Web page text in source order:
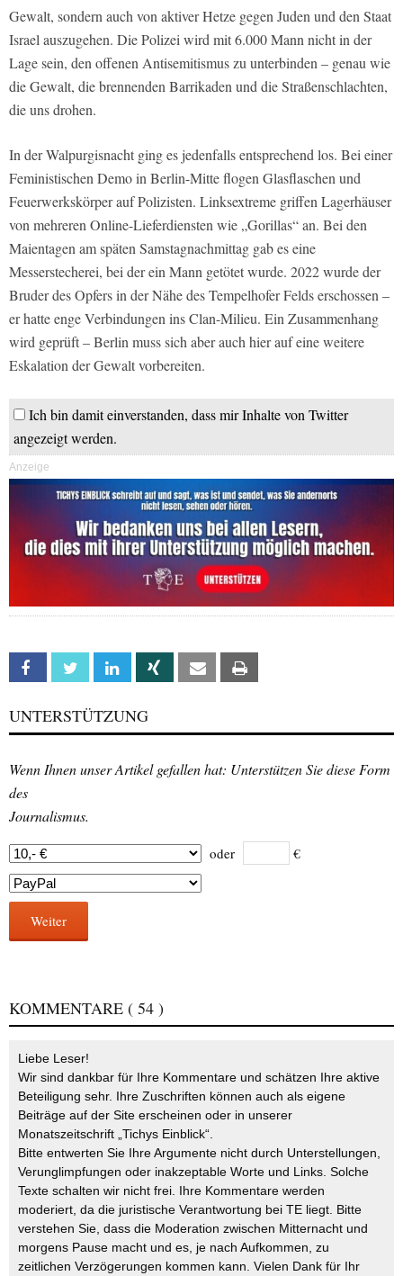
Gewalt, sondern auch von aktiver Hetze gegen Juden und den Staat
Israel auszugehen. Die Polizei wird mit 6.000 Mann nicht in der
Lage sein, den offenen Antisemitismus zu unterbinden – genau wie
die Gewalt, die brennenden Barrikaden und die Straßenschlachten,
die uns drohen.
In der Walpurgisnacht ging es jedenfalls entsprechend los. Bei einer
Feministischen Demo in Berlin-Mitte flogen Glasflaschen und
Feuerwerkskörper auf Polizisten. Linksextreme griffen Lagerhäuser
von mehreren Online-Lieferdiensten wie „Gorillas“ an. Bei den
Maientagen am späten Samstagnachmittag gab es eine
Messerstecherei, bei der ein Mann getötet wurde. 2022 wurde der
Bruder des Opfers in der Nähe des Tempelhofer Felds erschossen –
er hatte enge Verbindungen ins Clan-Milieu. Ein Zusammenhang
wird geprüft – Berlin muss sich aber auch hier auf eine weitere
Eskalation der Gewalt vorbereiten.
Ich bin damit einverstanden, dass mir Inhalte von Twitter
angezeigt werden.
Anzeige
Facebook Twitter Linkedin Xing Email
UNTERSTÜTZUNG
Wenn Ihnen unser Artikel gefallen hat: Unterstützen Sie diese Form
des
Journalismus.
oder €
Weiter
KOMMENTARE ( 54 )
Liebe Leser!
Wir sind dankbar für Ihre Kommentare und schätzen Ihre aktive
Beteiligung sehr. Ihre Zuschriften können auch als eigene
Beiträge auf der Site erscheinen oder in unserer
Monatszeitschrift „Tichys Einblick“.
Bitte entwerten Sie Ihre Argumente nicht durch Unterstellungen,
Verunglimpfungen oder inakzeptable Worte und Links. Solche
Texte schalten wir nicht frei. Ihre Kommentare werden
moderiert, da die juristische Verantwortung bei TE liegt. Bitte
verstehen Sie, dass die Moderation zwischen Mitternacht und
morgens Pause macht und es, je nach Aufkommen, zu
zeitlichen Verzögerungen kommen kann. Vielen Dank für Ihr